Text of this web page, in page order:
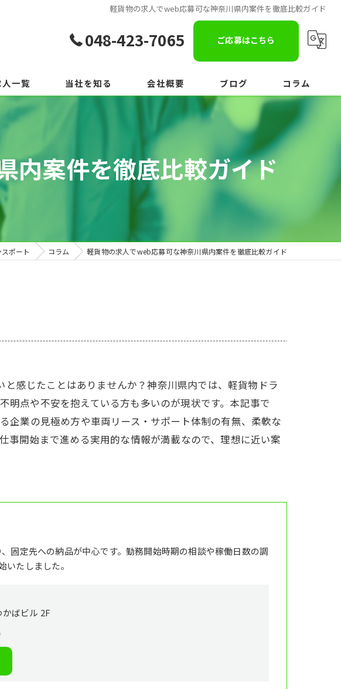
軽貨物の求人でweb応募可な神奈川県内案件を徹底比較ガイド
048-423-7065 ご応募はこちら
人一覧 当社を知る 会社概要 ブログ コラム
内案件を徹底比較ガイド
ポート コラム 軽貨物の求人でweb応募可な神奈川県内案件を徹底比較ガイド
感じたことはありませんか？神奈川県内では、軽貨物ドラ
点や不安を抱えている方も多いのが現状です。本記事で
企業の見極め方や車両リース・サポート体制の有無、柔軟な
事開始まで進める実用的な情報が満載なので、理想に近い案
固定先への納品が中心です。勤務開始時期の相談や稼働日数の調
たしました。
ばビル 2F